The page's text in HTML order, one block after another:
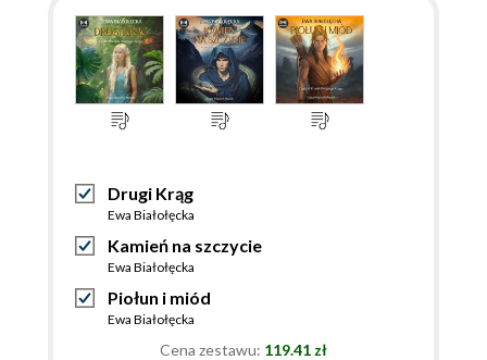
Drugi Krąg
Ewa Białołęcka
Kamień na szczycie
Ewa Białołęcka
Piołun i miód
Ewa Białołęcka
Cena zestawu: 119.41 zł